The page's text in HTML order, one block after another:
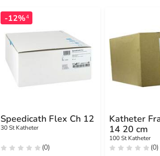
-12%4
Speedicath Flex Ch 12
30 St Katheter
(0)
Katheter
14 20 cm
100 St Katheter
(0)